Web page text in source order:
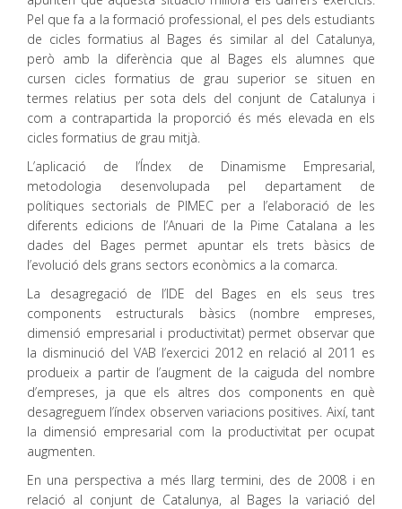
Pel que fa a la formació professional, el pes dels estudiants
de cicles formatius al Bages és similar al del Catalunya,
però amb la diferència que al Bages els alumnes que
cursen cicles formatius de grau superior se situen en
termes relatius per sota dels del conjunt de Catalunya i
com a contrapartida la proporció és més elevada en els
cicles formatius de grau mitjà.
L’aplicació de l’Índex de Dinamisme Empresarial,
metodologia desenvolupada pel departament de
polítiques sectorials de PIMEC per a l’elaboració de les
diferents edicions de l’Anuari de la Pime Catalana a les
dades del Bages permet apuntar els trets bàsics de
l’evolució dels grans sectors econòmics a la comarca.
La desagregació de l’IDE del Bages en els seus tres
components estructurals bàsics (nombre empreses,
dimensió empresarial i productivitat) permet observar que
la disminució del VAB l’exercici 2012 en relació al 2011 es
produeix a partir de l’augment de la caiguda del nombre
d’empreses, ja que els altres dos components en què
desagreguem l’índex observen variacions positives. Així, tant
la dimensió empresarial com la productivitat per ocupat
augmenten.
En una perspectiva a més llarg termini, des de 2008 i en
relació al conjunt de Catalunya, al Bages la variació del